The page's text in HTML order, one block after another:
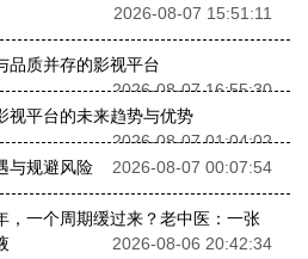
2026-08-07 15:51:11
品质并存的影视平台
2026-08-07 16:55:30
视平台的未来趋势与优势
2026-08-07 01:04:02
与规避风险
2026-08-07 00:07:54
，一个周期缓过来？老中医：一张
2026-08-06 20:42:34